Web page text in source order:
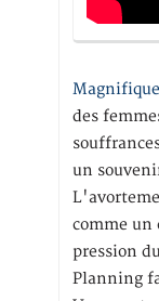
des
un
comme un
pression
Planning